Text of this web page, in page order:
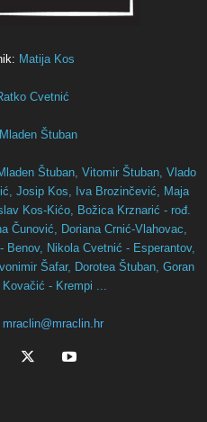
Matija Kos
Cvetnić
Mladen Štuban
Štuban, Vitomir Štuban, Vlado
Josip Kos, Iva Brozinčević,
Maja
Kos-Kićo,
Božica Krznarić - rođ.
Čunović,
Doriana Crnić-Vlahovac,
Benov,
Nikola Cvetnić - Esperantov,
Šafar, Dorotea Štuban, Goran
Kovačić - Krempi ...
mraclin@mraclin.hr